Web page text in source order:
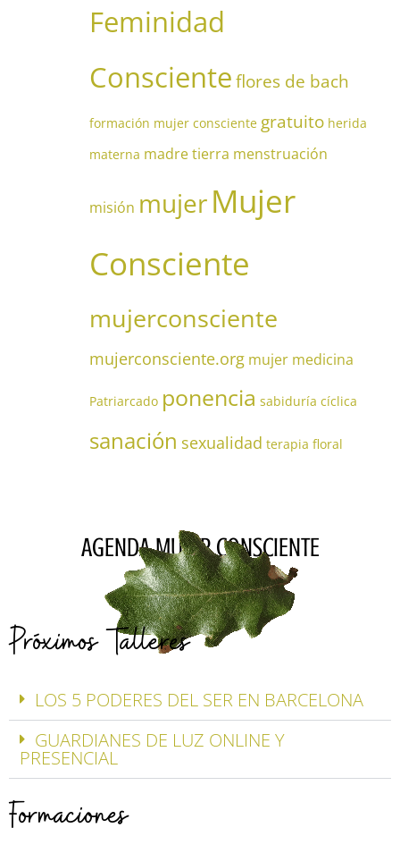
Feminidad
Conscienteflores de bach
formación mujer consciente gratuito herida
materna madre tierra menstruación
misión mujerMujer
Consciente
mujerconsciente
mujerconsciente.org mujer medicina
Patriarcado ponencia sabiduría cíclica
sanación sexualidad terapia floral
AGENDA MUJER CONSCIENTE
Próximos Talleres
LOS 5 PODERES DEL SER EN BARCELONA
GUARDIANES DE LUZ ONLINE Y
PRESENCIAL
Formaciones